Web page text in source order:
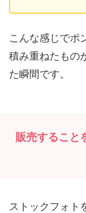
こんな感じでポ
積み重ねたもの
た瞬間です。
販売すること
ストックフォト